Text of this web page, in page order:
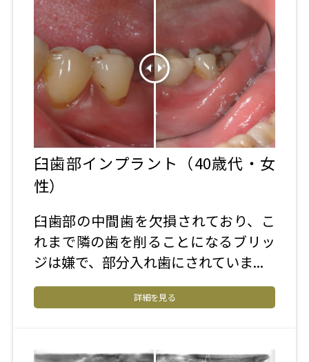
臼歯部インプラント（40歳代・女
性）
臼歯部の中間歯を欠損されており、こ
れまで隣の歯を削ることになるブリッ
ジは嫌で、部分入れ歯にされていま...
詳細を見る